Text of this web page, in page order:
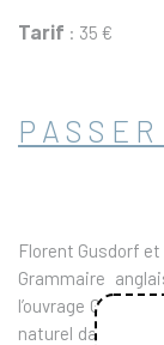
Tarif : 35 €
Florent Gusdorf
Grammaire
l’ouvrage
naturel dans la